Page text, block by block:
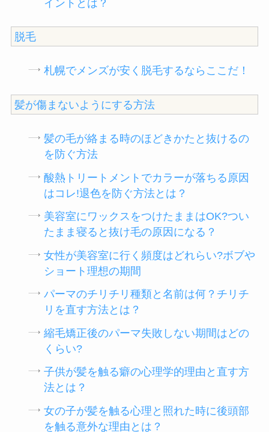
イントとは？
脱毛
札幌でメンズが安く脱毛するならここだ！
髪が傷まないようにする方法
髪の毛が絡まる時のほどきかたと抜けるの
を防ぐ方法
酸熱トリートメントでカラーが落ちる原因
はコレ!退色を防ぐ方法とは？
美容室にワックスをつけたままはOK?つい
たまま寝ると抜け毛の原因になる？
女性が美容室に行く頻度はどれらい?ボブや
ショート理想の期間
パーマのチリチリ種類と名前は何？チリチ
リを直す方法とは？
縮毛矯正後のパーマ失敗しない期間はどの
くらい?
子供が髪を触る癖の心理学的理由と直す方
法とは？
女の子が髪を触る心理と照れた時に後頭部
を触る意外な理由とは？